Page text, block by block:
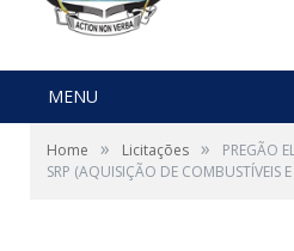
MENU
Home » Licitações »
PREGÃO
SRP (AQUISIÇÃO DE COMBUSTÍVEIS